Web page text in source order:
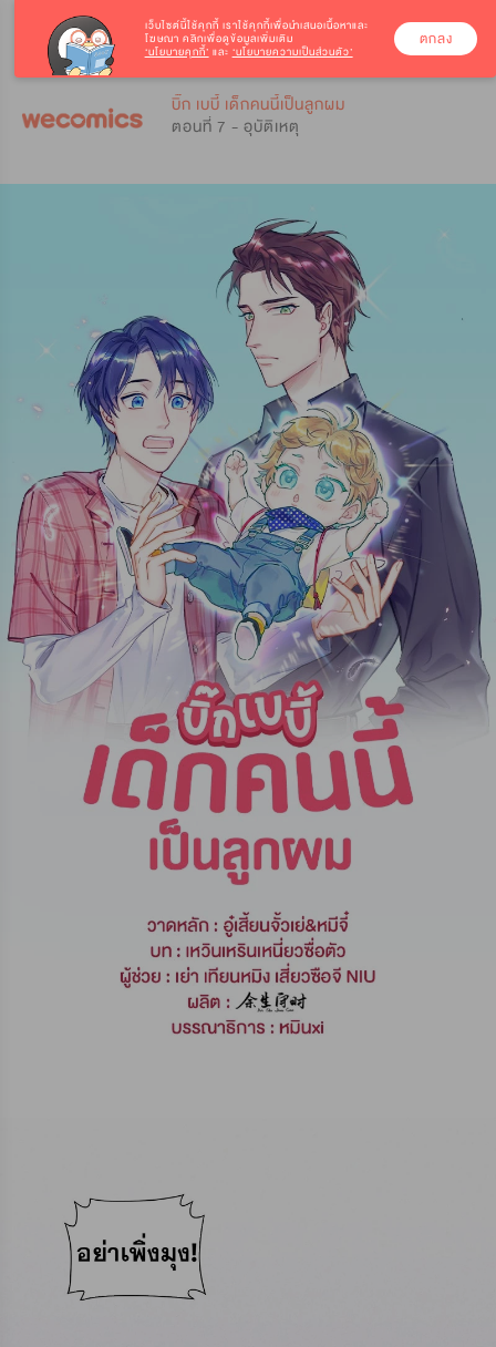
บิ๊ก เบบี้ เด็กคนนี้เป็นลูกผม
ตอนที่ 7 - อุบัติเหตุ
เว็บไซต์นี้ใช้คุกกี้ เราใช้คุกกี้เพื่อนำเสนอเนื้อหาและ
โฆษณา คลิกเพื่อดูข้อมูลเพิ่มเติม
‘นโยบายคุกกี้’ และ ‘นโยบายความเป็นส่วนตัว’
ตกลง